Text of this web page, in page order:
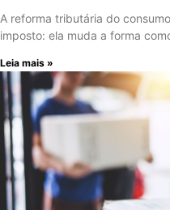
A reforma tributária do
imposto: ela muda a forma
Leia mais »